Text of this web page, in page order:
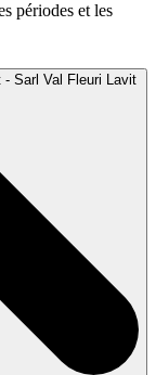
périodes et les
Sarl Val Fleuri Lavit